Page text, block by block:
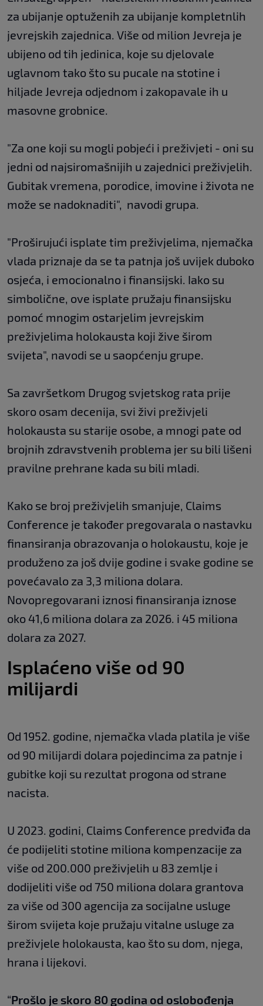
za ubijanje optuženih za ubijanje kompletnlih
jevrejskih zajednica. Više od milion Jevreja je
ubijeno od tih jedinica, koje su djelovale
uglavnom tako što su pucale na stotine i
hiljade Jevreja odjednom i zakopavale ih u
masovne grobnice.
"Za one koji su mogli pobjeći i preživjeti - oni su
jedni od najsiromašnijih u zajednici preživjelih.
Gubitak vremena, porodice, imovine i života ne
može se nadoknaditi", navodi grupa.
"Proširujući isplate tim preživjelima, njemačka
vlada priznaje da se ta patnja još uvijek duboko
osjeća, i emocionalno i finansijski. Iako su
simbolične, ove isplate pružaju finansijsku
pomoć mnogim ostarjelim jevrejskim
preživjelima holokausta koji žive širom
svijeta", navodi se u saopćenju grupe.
Sa završetkom Drugog svjetskog rata prije
skoro osam decenija, svi živi preživjeli
holokausta su starije osobe, a mnogi pate od
brojnih zdravstvenih problema jer su bili lišeni
pravilne prehrane kada su bili mladi.
Kako se broj preživjelih smanjuje, Claims
Conference je također pregovarala o nastavku
finansiranja obrazovanja o holokaustu, koje je
produženo za još dvije godine i svake godine se
povećavalo za 3,3 miliona dolara.
Novopregovarani iznosi finansiranja iznose
oko 41,6 miliona dolara za 2026. i 45 miliona
dolara za 2027.
Isplaćeno više od 90
milijardi
Od 1952. godine, njemačka vlada platila je više
od 90 milijardi dolara pojedincima za patnje i
gubitke koji su rezultat progona od strane
nacista.
U 2023. godini, Claims Conference predviđa da
će podijeliti stotine miliona kompenzacije za
više od 200.000 preživjelih u 83 zemlje i
dodijeliti više od 750 miliona dolara grantova
za više od 300 agencija za socijalne usluge
širom svijeta koje pružaju vitalne usluge za
preživjele holokausta, kao što su dom, njega,
hrana i lijekovi.
“Prošlo je skoro 80 godina od oslobođenja